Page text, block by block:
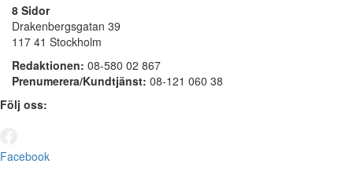
8 Sidor
Drakenbergsgatan 39
117 41 Stockholm
Redaktionen: 08-580 02 867
Prenumerera/Kundtjänst: 08-121 060 38
Följ oss:
Facebook